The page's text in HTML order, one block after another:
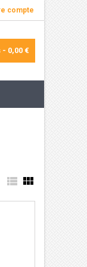
compte
- 0,00 €
 